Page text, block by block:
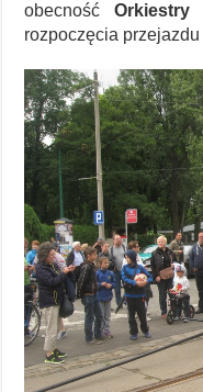
obecnośćOrkiestry
rozpoczęcia